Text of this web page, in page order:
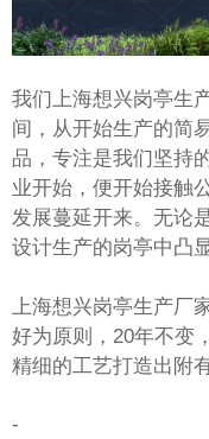
我们上海想兴岗亭生
间，从开始生产的简
品，专注是我们坚持
业开始，便开始接触
发展蔓延开来。无论
设计生产的岗亭中凸
上海想兴岗亭生产厂
好为原则，20年不变
精细的工艺打造出附
-